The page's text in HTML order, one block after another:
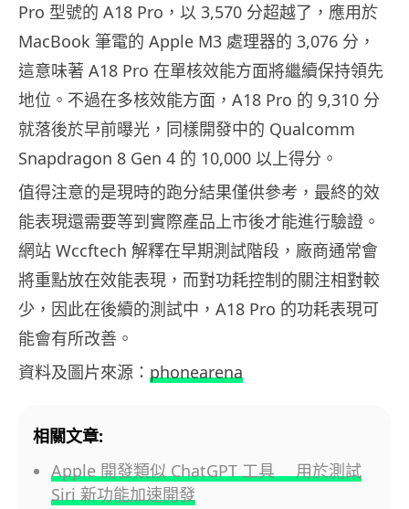
Pro 型號的 A18 Pro，以 3,570 分超越了，應用於
MacBook 筆電的 Apple M3 處理器的 3,076 分，
這意味著 A18 Pro 在單核效能方面將繼續保持領先
地位。不過在多核效能方面，A18 Pro 的 9,310 分
就落後於早前曝光，同樣開發中的 Qualcomm
Snapdragon 8 Gen 4 的 10,000 以上得分。
值得注意的是現時的跑分結果僅供參考，最終的效
能表現還需要等到實際產品上市後才能進行驗證。
網站 Wccftech 解釋在早期測試階段，廠商通常會
將重點放在效能表現，而對功耗控制的關注相對較
少，因此在後續的測試中，A18 Pro 的功耗表現可
能會有所改善。
資料及圖片來源： phonearena
相關文章:
Apple 開發類似 ChatGPT 工具 用於測試
Siri 新功能加速開發